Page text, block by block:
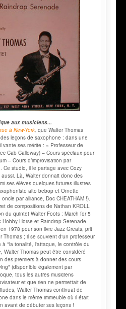
aux musiciens...
à New-York que Walter Thomas
leçons de saxophone : dans une
vante ses mérite : « Professeur de
Cab Calloway) – Cours spéciaux pour
– Cours d’improvisation par
Ce studio, il le partage avec Cozy
Là, Walter donnait donc des
ses élèves quelques futures illustres
alto bebop et Ornette
par alliance, Doc CHEATHAM !).
de compositions de Nathan KROLL
du quintet Walter Foots : March for 5
Horse et Raindrop Serenade.
1978 pour son livre Jazz Greats, prit
Thomas ; il se souvient d'un professeur
"la tonalité, l'attaque, le contrôle du
Walter Thomas peut être considéré
des premiers à donner des cours
(disponible également par
tous les autres musiciens
et que rien ne permettait de
Walter Thomas continuat de
dans le même immeuble où il était
avant de débuter ses leçons !